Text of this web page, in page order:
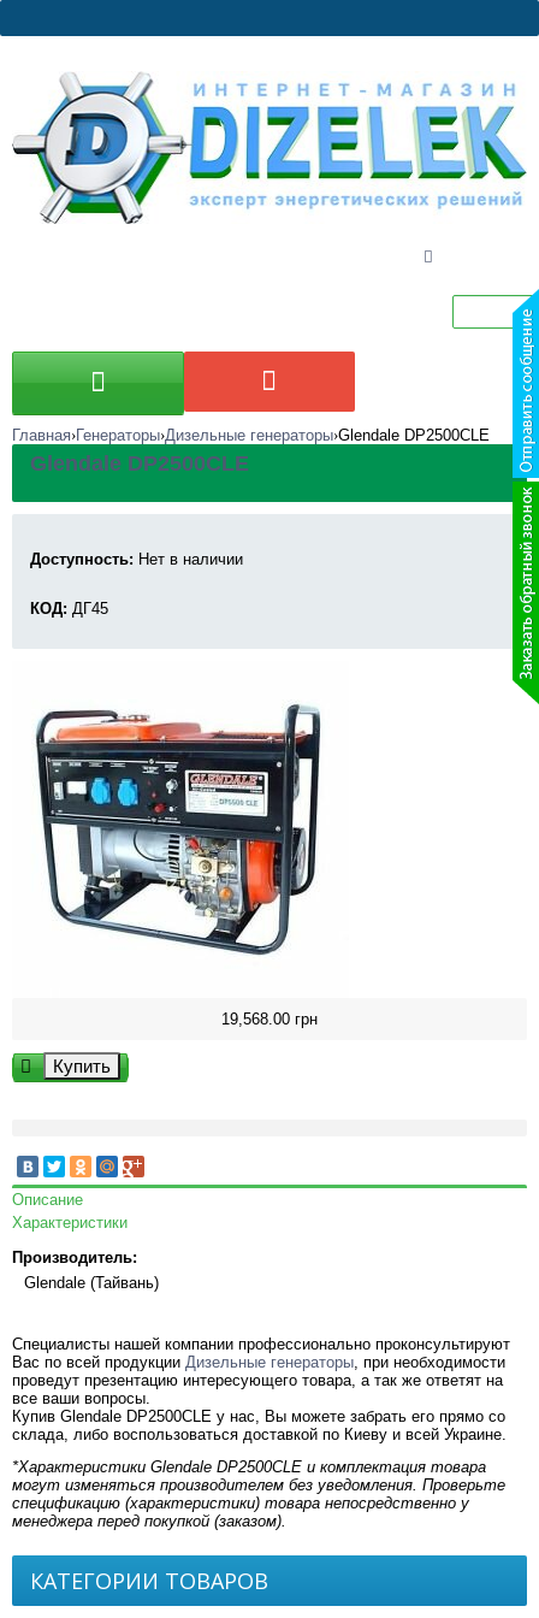
Главная Генераторы Дизельные генераторы Glendale DP2500CLE
Glendale DP2500CLE
Доступность: Нет в наличии
КОД: ДГ45
19,568.00 грн
Описание
Характеристики
Производитель:
Glendale (Тайвань)
Специалисты нашей компании профессионально проконсультируют
Вас по всей продукции Дизельные генераторы, при необходимости
проведут презентацию интересующего товара, а так же ответят на
все ваши вопросы.
Купив Glendale DP2500CLE у нас, Вы можете забрать его прямо со
склада, либо воспользоваться доставкой по Киеву и всей Украине.
*Характеристики Glendale DP2500CLE и комплектация товара
могут изменяться производителем без уведомления. Проверьте
спецификацию (характеристики) товара непосредственно у
менеджера перед покупкой (заказом).
КАТЕГОРИИ ТОВАРОВ